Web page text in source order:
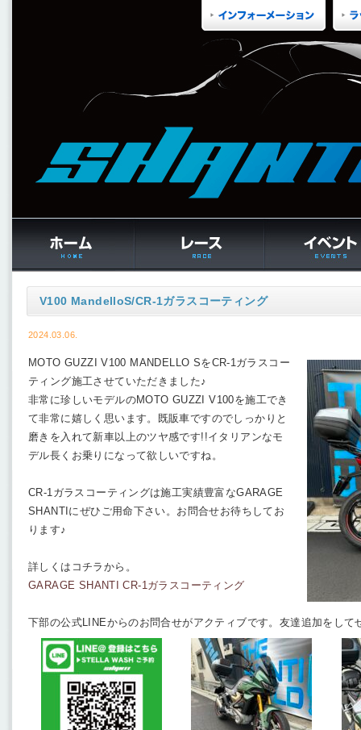
V100 MandelloS/CR-1ガラスコーティング
2024.03.06.
MOTO GUZZI V100 MANDELLO SをCR-1ガラスコー
ティング施工させていただきました♪
非常に珍しいモデルのMOTO GUZZI V100を施工でき
て非常に嬉しく思います。既販車ですのでしっかりと
磨きを入れて新車以上のツヤ感です!!イタリアンなモ
デル長くお乗りになって欲しいですね。
CR-1ガラスコーティングは施工実績豊富なGARAGE
SHANTIにぜひご用命下さい。お問合せお待ちしてお
ります♪
詳しくはコチラから。
GARAGE SHANTI CR-1ガラスコーティング
下部の公式LINEからのお問合せがアクティブです。友達追加をして